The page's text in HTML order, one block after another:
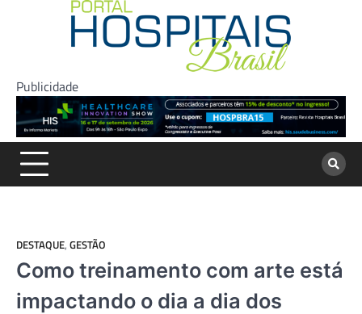
Publicidade
DESTAQUE, GESTÃO
Como treinamento com arte está
impactando o dia a dia dos